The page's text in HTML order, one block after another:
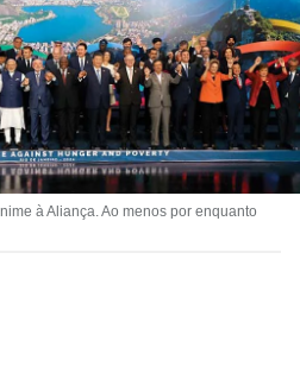
à Aliança. Ao menos por enquanto